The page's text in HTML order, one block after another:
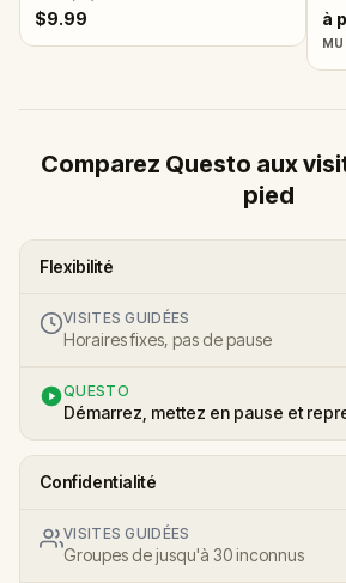
$9.99 à
Comparez Questo aux
pied
Flexibilité
VISITES GUIDÉES
Horaires fixes, pas de pause
QUESTO
Démarrez, mettez en pause et
Confidentialité
VISITES GUIDÉES
Groupes de jusqu'à 30 inconnus